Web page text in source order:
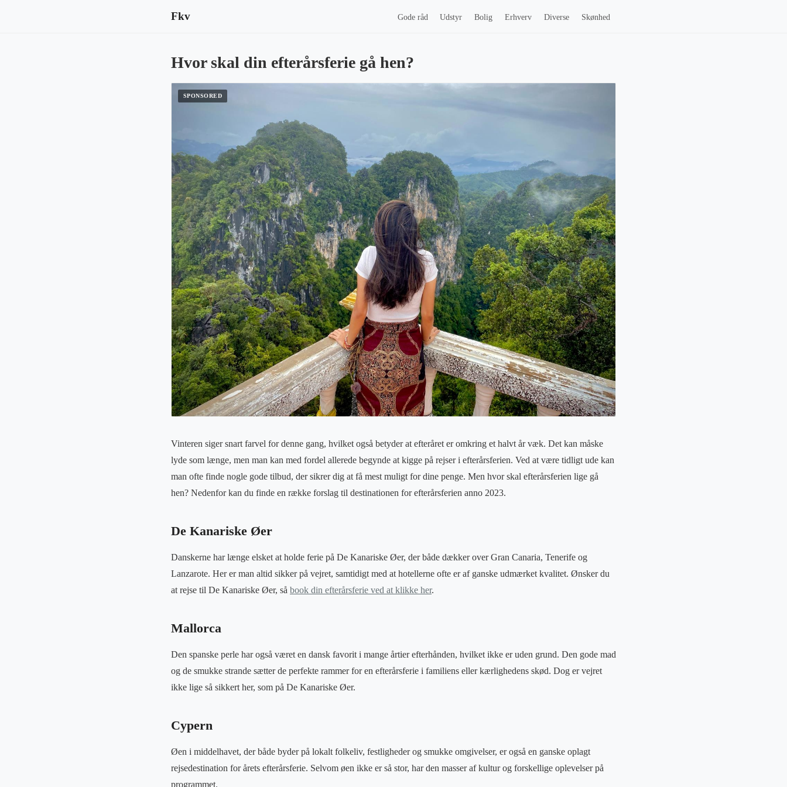
Fkv Gode råd Udstyr Bolig Erhverv Diverse Skønhed
Hvor skal din efterårsferie gå hen?
Vinteren siger snart farvel for denne gang, hvilket også betyder at efteråret er omkring et halvt år væk. Det kan måske
lyde som længe, men man kan med fordel allerede begynde at kigge på rejser i efterårsferien. Ved at være tidligt ude kan
man ofte finde nogle gode tilbud, der sikrer dig at få mest muligt for dine penge. Men hvor skal efterårsferien lige gå
hen? Nedenfor kan du finde en række forslag til destinationen for efterårsferien anno 2023.
De Kanariske Øer
Danskerne har længe elsket at holde ferie på De Kanariske Øer, der både dækker over Gran Canaria, Tenerife og
Lanzarote. Her er man altid sikker på vejret, samtidigt med at hotellerne ofte er af ganske udmærket kvalitet. Ønsker du
at rejse til De Kanariske Øer, så book din efterårsferie ved at klikke her.
Mallorca
Den spanske perle har også været en dansk favorit i mange årtier efterhånden, hvilket ikke er uden grund. Den gode mad
og de smukke strande sætter de perfekte rammer for en efterårsferie i familiens eller kærlighedens skød. Dog er vejret
ikke lige så sikkert her, som på De Kanariske Øer.
Cypern
Øen i middelhavet, der både byder på lokalt folkeliv, festligheder og smukke omgivelser, er også en ganske oplagt
rejsedestination for årets efterårsferie. Selvom øen ikke er så stor, har den masser af kultur og forskellige oplevelser på
programmet.